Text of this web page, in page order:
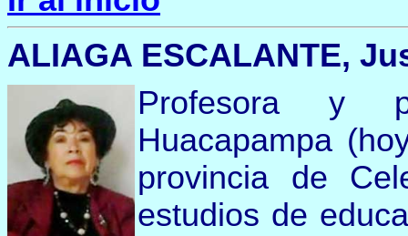
ALIAGA ESCALANTE,
Profesora y
Huacapampa
provincia de
estudios de